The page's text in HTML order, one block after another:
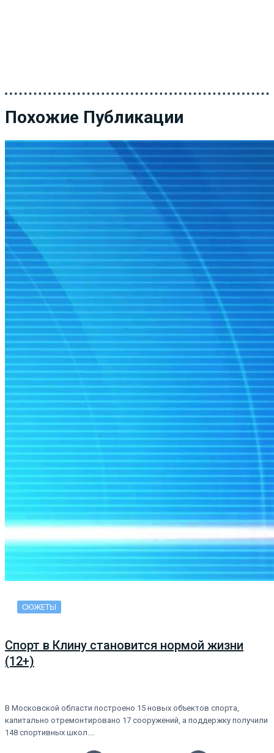
Похожие Публикации
СЮЖЕТЫ
Спорт в Клину становится нормой жизни
(12+)
В Московской области построено 15 новых объектов спорта,
капитально отремонтировано 17 сооружений, а поддержку получили
148 спортивных школ.…